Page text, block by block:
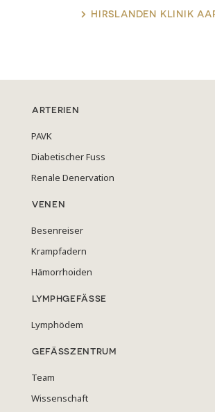
HIRSLANDEN KLINIK
ARTERIEN
PAVK
Diabetischer Fuss
Renale Denervation
VENEN
Besenreiser
Krampfadern
Hämorrhoiden
LYMPHGEFÄSSE
Lymphödem
GEFÄSSZENTRUM
Team
Wissenschaft